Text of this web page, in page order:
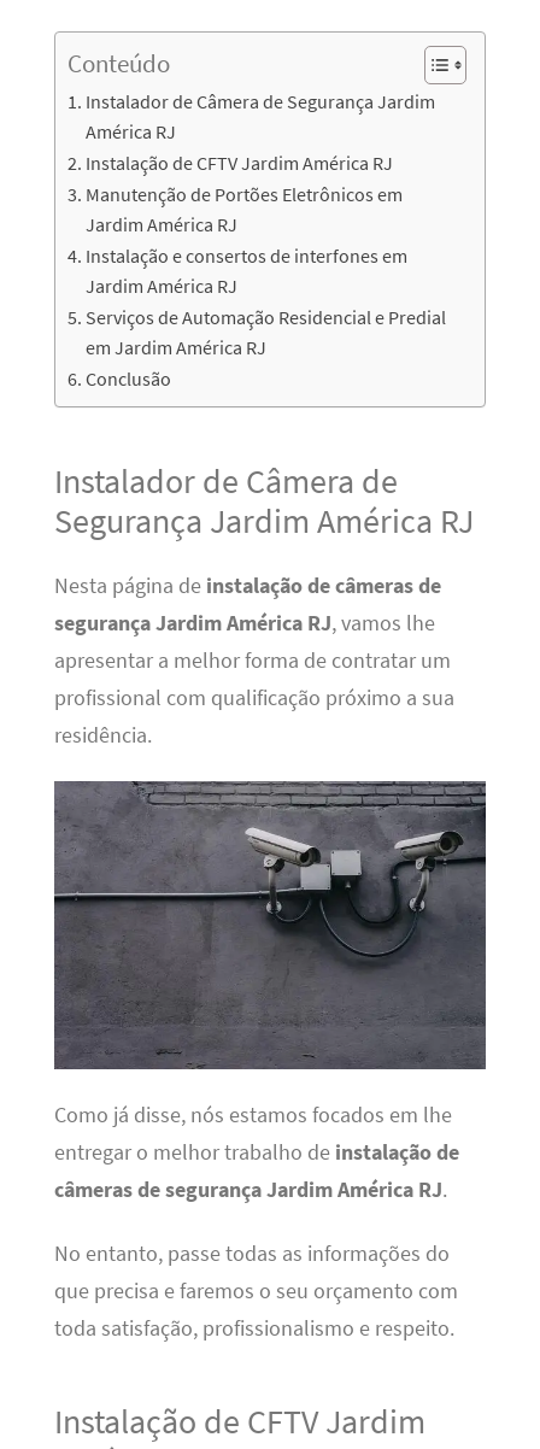
Conteúdo
Instalador de Câmera de Segurança Jardim
América RJ
Instalação de CFTV Jardim América RJ
Manutenção de Portões Eletrônicos em
Jardim América RJ
Instalação e consertos de interfones em
Jardim América RJ
Serviços de Automação Residencial e Predial
em Jardim América RJ
Conclusão
Instalador de Câmera de
Segurança Jardim América RJ
Nesta página de instalação de câmeras de
segurança Jardim América RJ, vamos lhe
apresentar a melhor forma de contratar um
profissional com qualificação próximo a sua
residência.
Como já disse, nós estamos focados em lhe
entregar o melhor trabalho de instalação de
câmeras de segurança Jardim América RJ.
No entanto, passe todas as informações do
que precisa e faremos o seu orçamento com
toda satisfação, profissionalismo e respeito.
Instalação de CFTV Jardim